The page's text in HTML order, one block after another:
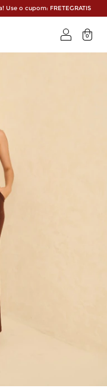
Use o cupom: FRETEGRATIS
0